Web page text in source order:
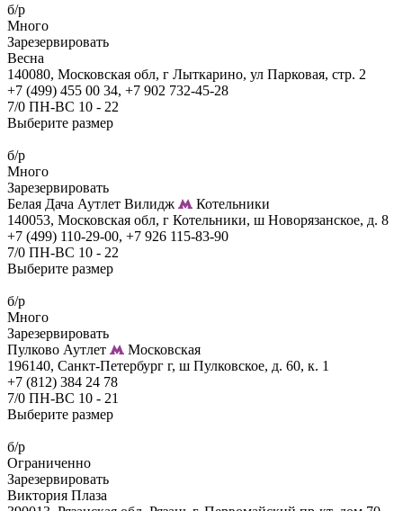
б/р
Много
Зарезервировать
Весна
140080, Московская обл, г Лыткарино, ул Парковая, стр. 2
+7 (499) 455 00 34, +7 902 732-45-28
7/0 ПН-ВС 10 - 22
Выберите размер
б/р
Много
Зарезервировать
Белая Дача Аутлет Вилидж
Котельники
140053, Московская обл, г Котельники, ш Новорязанское, д. 8
+7 (499) 110-29-00, +7 926 115-83-90
7/0 ПН-ВС 10 - 22
Выберите размер
б/р
Много
Зарезервировать
Пулково Аутлет
Московская
196140, Санкт-Петербург г, ш Пулковское, д. 60, к. 1
+7 (812) 384 24 78
7/0 ПН-ВС 10 - 21
Выберите размер
б/р
Ограниченно
Зарезервировать
Виктория Плаза